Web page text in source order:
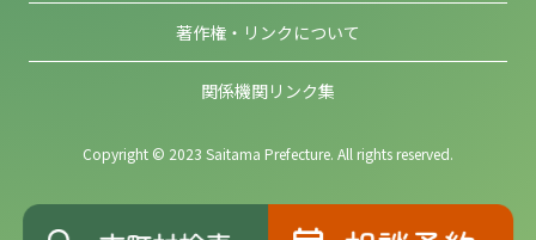
著作権・リンクについて
関係機関リンク集
Copyright © 2023 Saitama Prefecture. All rights reserved.